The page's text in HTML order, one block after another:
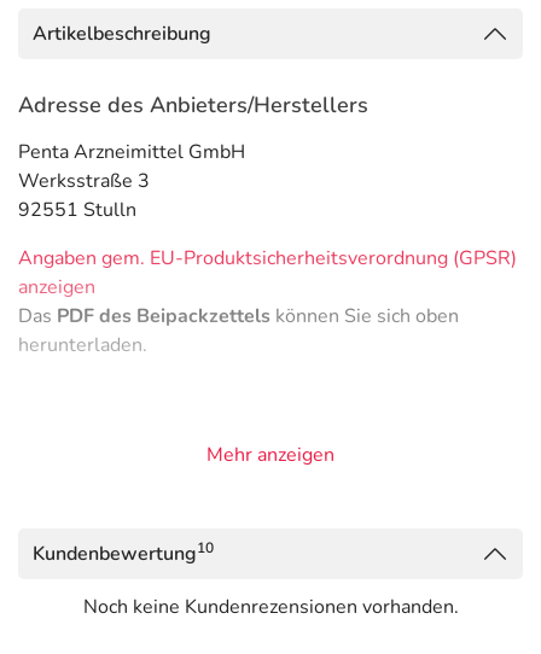
Artikelbeschreibung
Adresse des Anbieters/Herstellers
Penta Arzneimittel GmbH
Werksstraße 3
92551 Stulln
Angaben gem. EU-Produktsicherheitsverordnung (GPSR)
anzeigen
Das PDF des Beipackzettels können Sie sich oben
herunterladen.
Mehr anzeigen
Kundenbewertung10
Noch keine Kundenrezensionen vorhanden.